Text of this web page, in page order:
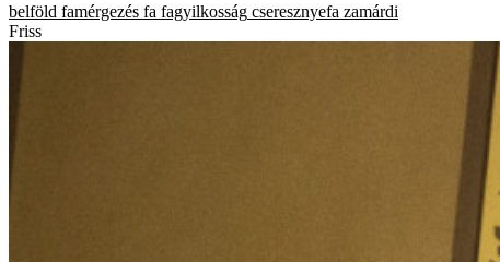
belföld famérgezés fa fagyilkosság cseresznyefa zamárdi
Friss